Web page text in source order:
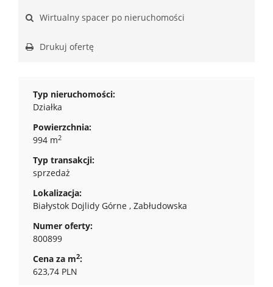
Wirtualny spacer po nieruchomości
Drukuj ofertę
Typ nieruchomości:
Działka
Powierzchnia:
994 m2
Typ transakcji:
sprzedaż
Lokalizacja:
Białystok Dojlidy Górne , Zabłudowska
Numer oferty:
800899
Cena za m2:
623,74 PLN